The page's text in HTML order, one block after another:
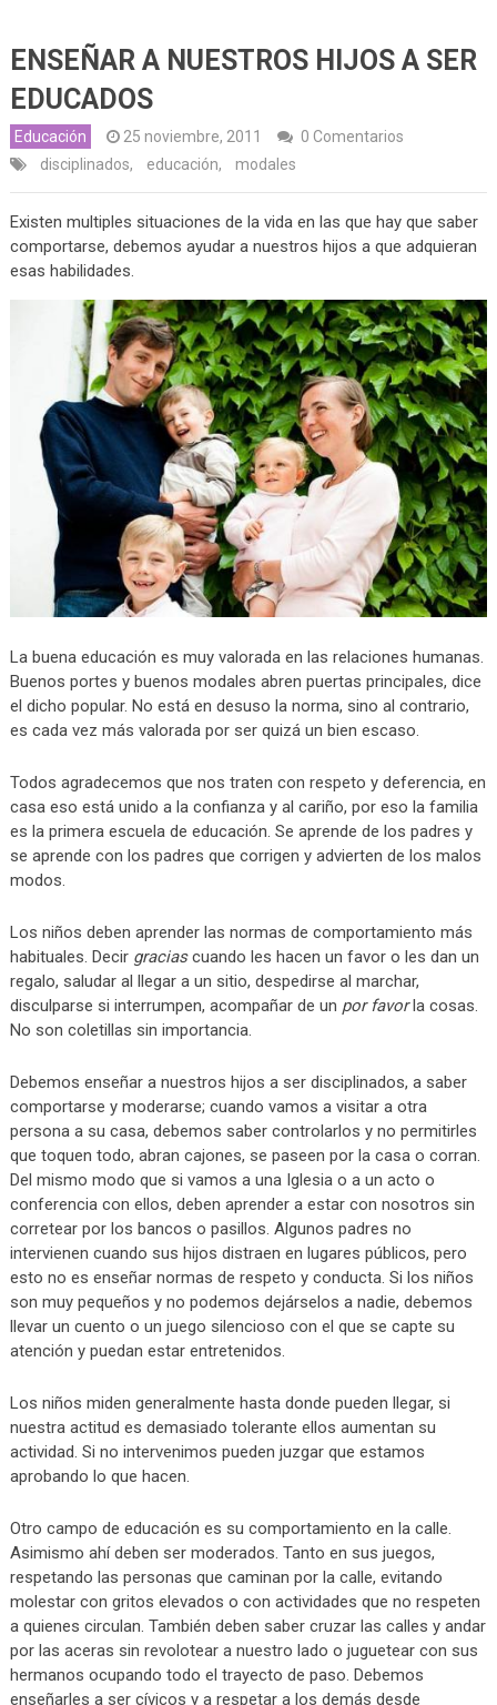
ENSEÑAR A NUESTROS HIJOS A SER
EDUCADOS
Educación 25 noviembre, 2011
0 Comentarios
disciplinados, educación, modales
Existen multiples situaciones de la vida en las que hay que saber
comportarse, debemos ayudar a nuestros hijos a que adquieran
esas habilidades.
La buena educación es muy valorada en las relaciones humanas.
Buenos portes y buenos modales abren puertas principales, dice
el dicho popular. No está en desuso la norma, sino al contrario,
es cada vez más valorada por ser quizá un bien escaso.
Todos agradecemos que nos traten con respeto y deferencia, en
casa eso está unido a la confianza y al cariño, por eso la familia
es la primera escuela de educación. Se aprende de los padres y
se aprende con los padres que corrigen y advierten de los malos
modos.
Los niños deben aprender las normas de comportamiento más
habituales. Decir graciascuando les hacen un favor o les dan un
regalo, saludar al llegar a un sitio, despedirse al marchar,
disculparse si interrumpen, acompañar de un por favorla cosas.
No son coletillas sin importancia.
Debemos enseñar a nuestros hijos a ser disciplinados, a saber
comportarse y moderarse; cuando vamos a visitar a otra
persona a su casa, debemos saber controlarlos y no permitirles
que toquen todo, abran cajones, se paseen por la casa o corran.
Del mismo modo que si vamos a una Iglesia o a un acto o
conferencia con ellos, deben aprender a estar con nosotros sin
corretear por los bancos o pasillos. Algunos padres no
intervienen cuando sus hijos distraen en lugares públicos, pero
esto no es enseñar normas de respeto y conducta. Si los niños
son muy pequeños y no podemos dejárselos a nadie, debemos
llevar un cuento o un juego silencioso con el que se capte su
atención y puedan estar entretenidos.
Los niños miden generalmente hasta donde pueden llegar, si
nuestra actitud es demasiado tolerante ellos aumentan su
actividad. Si no intervenimos pueden juzgar que estamos
aprobando lo que hacen.
Otro campo de educación es su comportamiento en la calle.
Asimismo ahí deben ser moderados. Tanto en sus juegos,
respetando las personas que caminan por la calle, evitando
molestar con gritos elevados o con actividades que no respeten
a quienes circulan. También deben saber cruzar las calles y andar
por las aceras sin revolotear a nuestro lado o juguetear con sus
hermanos ocupando todo el trayecto de paso. Debemos
enseñarles a ser cívicos y a respetar a los demás desde